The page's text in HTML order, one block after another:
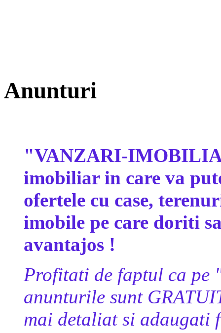
Anunturi
"VANZARI-
imobiliar in care va
ofertele cu case,
imobile pe care doriti
avantajos !
Profitati de faptul ca pe
anunturile sunt
mai detaliat si adaugati